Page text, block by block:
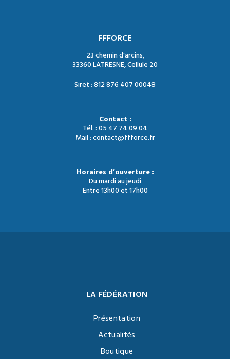
FFFORCE
23 chemin d'arcins,
33360 LATRESNE, Cellule 20
Siret : 812 876 407 00048
Contact :
Tél. : 05 47 74 09 04
Mail : contact@ffforce.fr
Horaires d’ouverture :
Du mardi au jeudi
Entre 13h00 et 17h00
LA FÉDÉRATION
Présentation
Actualités
Boutique